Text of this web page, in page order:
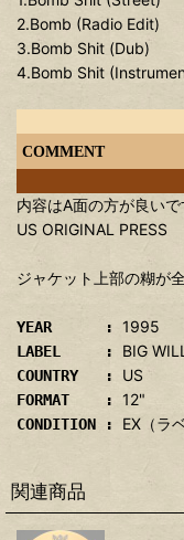
2.Bomb (Radio Edit)
3.Bomb Shit (Dub)
4.Bomb Shit
COMMENT
内容はA面の方が良い
US ORIGINAL PRESS
ジャケット上部の糊が
YEAR : 1995
LABEL : BIG
COUNTRY : US
FORMAT : 12"
CONDITION : EX（ラ
関連商品